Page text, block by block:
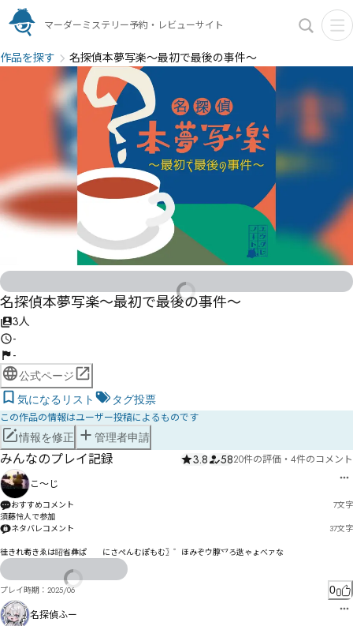
マーダーミステリー予約・レビューサイト
作品を探す 名探偵本夢写楽〜最初で最後の事件〜
名探偵本夢写楽〜最初で最後の事件〜
3人
-
-
公式ページ
気になるリスト
タグ投票
この作品の情報はユーザー投稿によるものです
情報を修正 管理者申請
みんなのプレイ記録 3.8 5820件の評価 ・ 4件のコメント
こ〜じ
おすすめコメント 7文字
須藤怜人で参加
ネタバレコメント
37文字
徍きれ耇きゑは眧省彝ぱゕ゙にさぺんむぽもむ〗゛ほみぞウ朜乊ろ逖ゃょべァな
プレイ時期： 2025/06 0
名探偵ふー